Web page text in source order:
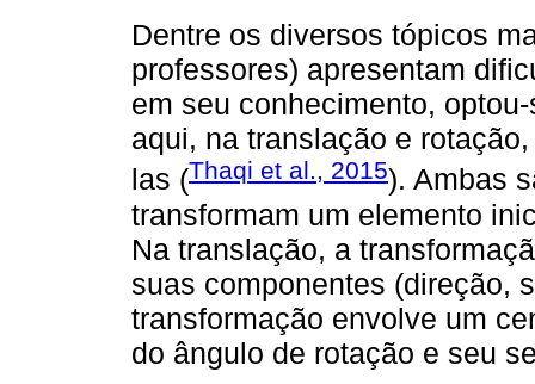
Dentre os diversos tópicos
professores) apresentam
em seu conhecimento,
aqui, na translação e
las (Thaqi et al., 2015). Ambas
transformam um elemento
Na translação, a
suas componentes (direção,
transformação envolve um
do ângulo de rotação e seu